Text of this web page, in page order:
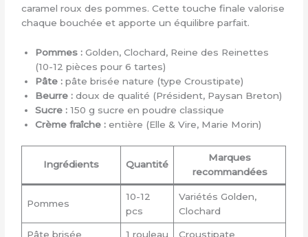
caramel roux des pommes. Cette touche finale valorise
chaque bouchée et apporte un équilibre parfait.
Pommes : Golden, Clochard, Reine des Reinettes
(10-12 pièces pour 6 tartes)
Pâte : pâte brisée nature (type Croustipate)
Beurre : doux de qualité (Président, Paysan Breton)
Sucre : 150 g sucre en poudre classique
Crème fraîche : entière (Elle & Vire, Marie Morin)
Ingrédients Quantité
Marques
recommandées
Pommes
10-12
pcs
Variétés Golden,
Clochard
Pâte brisée 1 rouleau Croustipate